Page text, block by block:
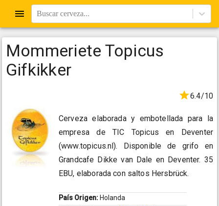
Buscar cerveza...
Mommeriete Topicus
Gifkikker
6.4/10
Cerveza elaborada y embotellada para la
empresa de TIC Topicus en Deventer
(www.topicus.nl). Disponible de grifo en
Grandcafe Dikke van Dale en Deventer. 35
EBU, elaborada con saltos Hersbrück.
País Origen: Holanda